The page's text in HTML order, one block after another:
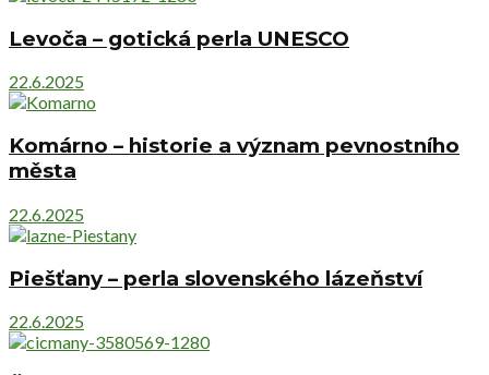
Levoča – gotická perla UNESCO
22.6.2025
Komárno – historie a význam pevnostního
města
22.6.2025
Piešťany – perla slovenského lázeňství
22.6.2025